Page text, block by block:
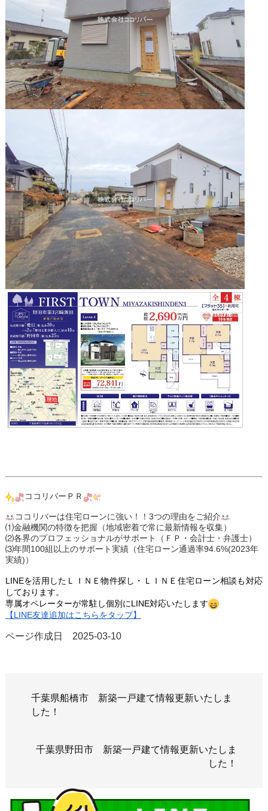
ココリバーＰＲ
ココリバーは住宅ローンに強い！！3つの理由をご紹介
⑴金融機関の特徴を把握（地域密着で常に最新情報を収集）
⑵各界のプロフェッショナルがサポート（ＦＰ・会計士・弁護士）
⑶年間100組以上のサポート実績（住宅ローン通過率94.6%(2023年
実績)）
LINEを活用したＬＩＮＥ物件探し・ＬＩＮＥ 住宅ローン相談も対応
しております。
専属オペレーターが常駐し個別にLINE対応いたします
【LINE友達追加はこちらをタップ】
ページ作成日 2025-03-10
千葉県船橋市 新築一戸建て情報更新いたしま
した！
千葉県野田市 新築一戸建て情報更新いたしま
した！